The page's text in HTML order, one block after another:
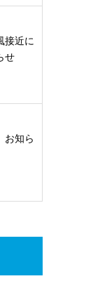
接近に
せ
お知ら